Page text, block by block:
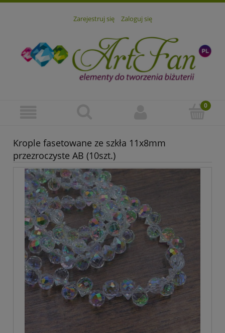
Zarejestruj się Zaloguj się
Krople fasetowane ze szkła 11x8mm
przezroczyste AB (10szt.)